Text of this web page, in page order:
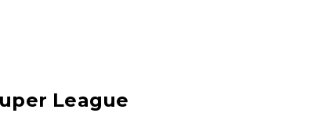
League